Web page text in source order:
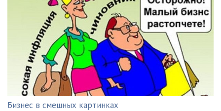
Бизнес в смешных картинках